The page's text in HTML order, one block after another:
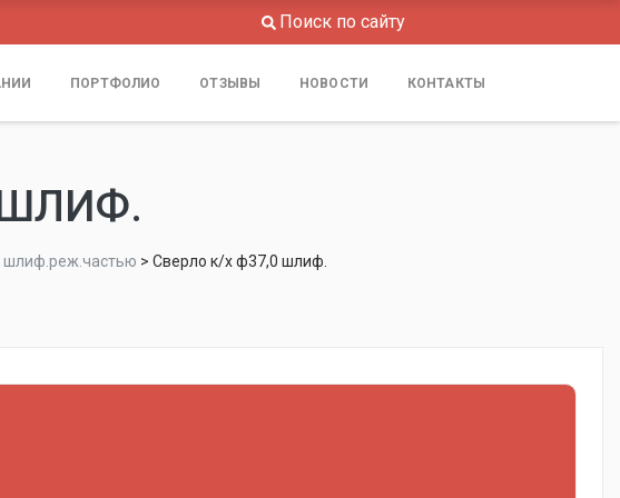
Поиск по сайту
ПОРТФОЛИО ОТЗЫВЫ НОВОСТИ КОНТАКТЫ
ШЛИФ.
шлиф.реж.частью > Сверло к/х ф37,0 шлиф.